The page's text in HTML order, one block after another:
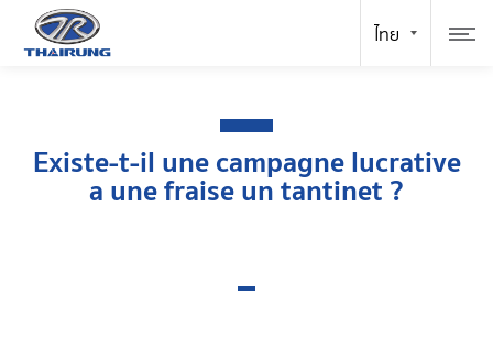
Existe-t-il une campagne lucrative
a une fraise un tantinet ?